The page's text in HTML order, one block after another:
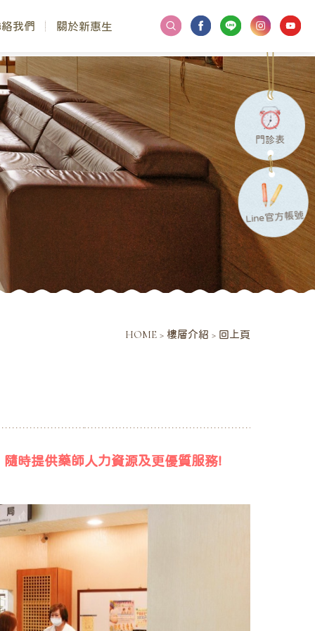
我們 關於新惠生
HOME > 樓層介紹 > 回上頁
時提供藥師人力資源及更優質服務!
門診表
Line官方帳號